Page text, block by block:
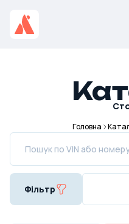
Головна
Фільтр